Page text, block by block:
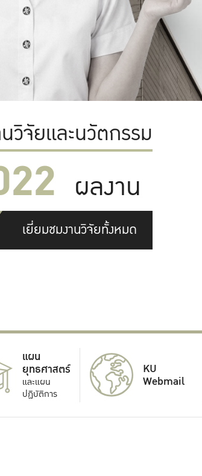
วิจัยและนวัตกรรม
ผลงาน
เยี่ยมชมงานวิจัยทั้งหมด
แผน
ยุทธศาสตร์
และแผน
ปฏิบัติการ
KU
Webmail